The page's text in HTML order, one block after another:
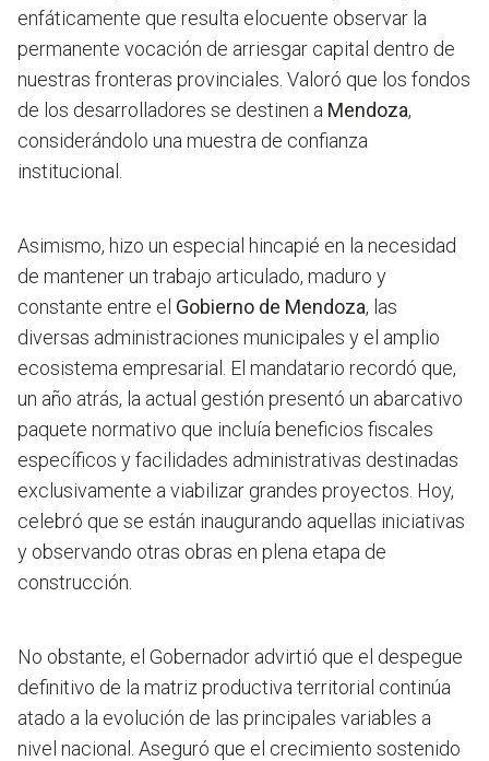
enfáticamente que resulta elocuente observar la
permanente vocación de arriesgar capital dentro de
nuestras fronteras provinciales. Valoró que los fondos
de los desarrolladores se destinen a Mendoza,
considerándolo una muestra de confianza
institucional.
Asimismo, hizo un especial hincapié en la necesidad
de mantener un trabajo articulado, maduro y
constante entre el Gobierno de Mendoza, las
diversas administraciones municipales y el amplio
ecosistema empresarial. El mandatario recordó que,
un año atrás, la actual gestión presentó un abarcativo
paquete normativo que incluía beneficios fiscales
específicos y facilidades administrativas destinadas
exclusivamente a viabilizar grandes proyectos. Hoy,
celebró que se están inaugurando aquellas iniciativas
y observando otras obras en plena etapa de
construcción.
No obstante, el Gobernador advirtió que el despegue
definitivo de la matriz productiva territorial continúa
atado a la evolución de las principales variables a
nivel nacional. Aseguró que el crecimiento sostenido